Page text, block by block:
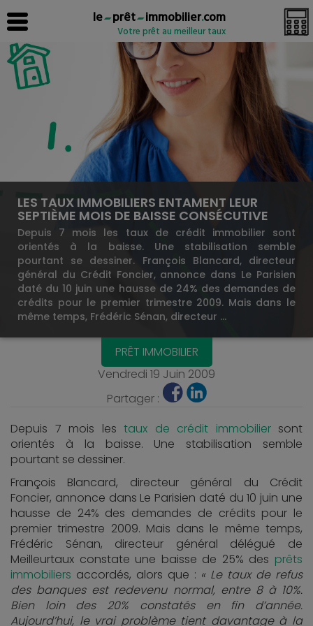
le prêt immobilier.com
Votre prêt au meilleur taux
LES TAUX IMMOBILIERS ENTAMENT LEUR
SEPTIÈME MOIS DE BAISSE CONSÉCUTIVE
Depuis 7 mois les taux de crédit immobilier sont
orientés à la baisse. Une stabilisation semble
pourtant se dessiner. François Blancard, directeur
général du Crédit Foncier, annonce dans Le Parisien
daté du 10 juin une hausse de 24% des demandes de
crédits pour le premier trimestre 2009. Mais dans le
même temps, Frédéric Sénan, directeur …
PRÊT IMMOBILIER
Vendredi 19 Juin 2009
Partager :
Depuis 7 mois les taux de crédit immobiliersont
orientés à la baisse. Une stabilisation semble
pourtant se dessiner.
François Blancard, directeur général du Crédit
Foncier, annonce dans Le Parisien daté du 10 juin une
hausse de 24% des demandes de crédits pour le
premier trimestre 2009. Mais dans le même temps,
Frédéric Sénan, directeur général délégué de
Meilleurtaux constate une baisse de 25% des prêts
immobiliers accordés, alors que : « Le taux de refus
des banques est redevenu normal, entre 8 à 10%.
Bien loin des 20% constatés en fin d’année.
Aujourd’hui, le vrai problème tient davantage à la